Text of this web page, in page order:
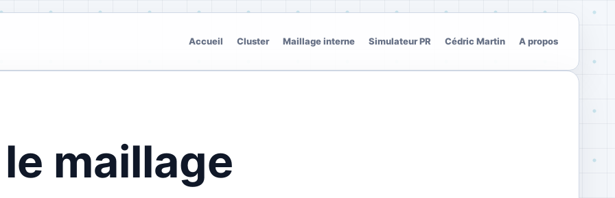
Accueil Cluster Maillage interne Simulateur PR Cédric Martin A propos
maillage